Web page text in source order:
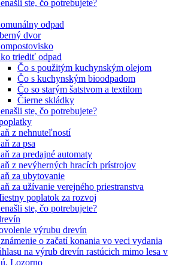
ste, čo potrebujete?
odpad
dvor
triediť odpad
Čo s použitým kuchynským olejom
Čo s kuchynským bioodpadom
Čo so starým šatstvom a textilom
Čierne skládky
ste, čo potrebujete?
z nehnuteľností
za psa
za predajné automaty
z nevýherných hracích prístrojov
za ubytovanie
za užívanie verejného priestranstva
poplatok za rozvoj
ste, čo potrebujete?
výrubu drevín
o začatí konania vo veci vydania
na výrub drevín rastúcich mimo lesa v
Lozorno